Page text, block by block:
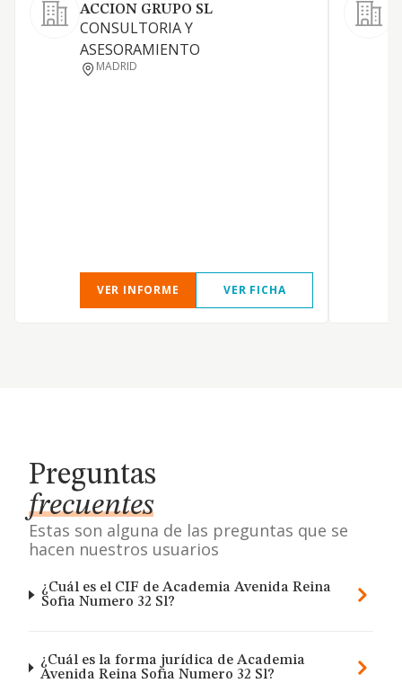
ACCION GRUPO SL
CONSULTORIA Y
ASESORAMIENTO
MADRID
VER INFORME VER FICHA
Preguntas
frecuentes
Estas son alguna de las preguntas que se
hacen nuestros usuarios
¿Cuál es el CIF de Academia Avenida Reina
Sofia Numero 32 Sl?
¿Cuál es la forma jurídica de Academia
Avenida Reina Sofia Numero 32 Sl?